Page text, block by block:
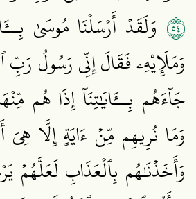
٤٥ وَلَقَدۡ أَرۡسَلۡنَا مُوسَىٰ
وَمَلَإِيْهِۦ فَقَالَ إِنِّي رَسُولُ رَبِّ
جَآءَهُم بِــَٔايَٰتِنَآ إِذَا هُم
وَمَا نُرِيهِم مِّنۡ ءَايَةٍ إِلَّا
وَأَخَذۡنَٰهُم بِٱلۡعَذَابِ لَعَلَّهُمۡ